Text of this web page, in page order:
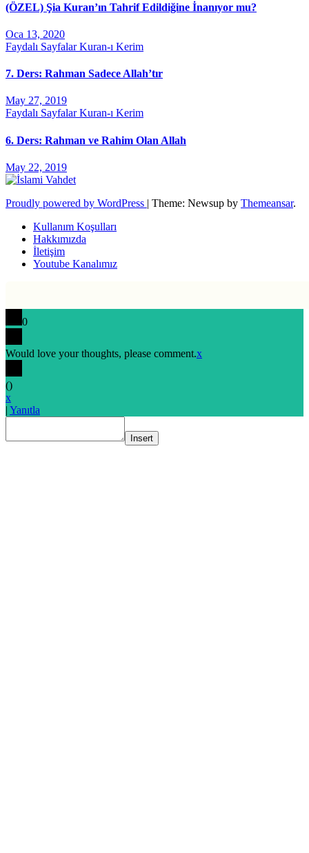
(ÖZEL) Şia Kuran’ın Tahrif Edildiğine İnanıyor mu?
Oca 13, 2020
Faydalı SayfalarKuran-ı Kerim
7. Ders: Rahman Sadece Allah’tır
May 27, 2019
Faydalı SayfalarKuran-ı Kerim
6. Ders: Rahman ve Rahim Olan Allah
May 22, 2019
Proudly powered by WordPress | Theme: Newsup by Themeansar.
Kullanım Koşulları
Hakkımızda
İletişim
Youtube Kanalımız
0
Would love your thoughts, please comment.x
()
x
| Yanıtla
Insert